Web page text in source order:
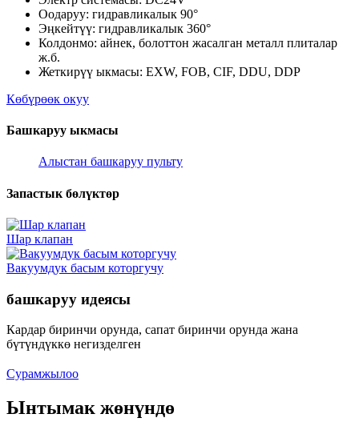
Оодаруу: гидравликалык 90°
Эңкейтүү: гидравликалык 360°
Колдонмо: айнек, болоттон жасалган металл плиталар
ж.б.
Жеткирүү ыкмасы: EXW, FOB, CIF, DDU, DDP
Көбүрөөк окуу
Башкаруу ыкмасы
Алыстан башкаруу пульту
Запастык бөлүктөр
Шар клапан
Вакуумдук басым которгучу
башкаруу идеясы
Кардар биринчи орунда, сапат биринчи орунда жана
бүтүндүккө негизделген
Сурамжылоо
Ынтымак жөнүндө